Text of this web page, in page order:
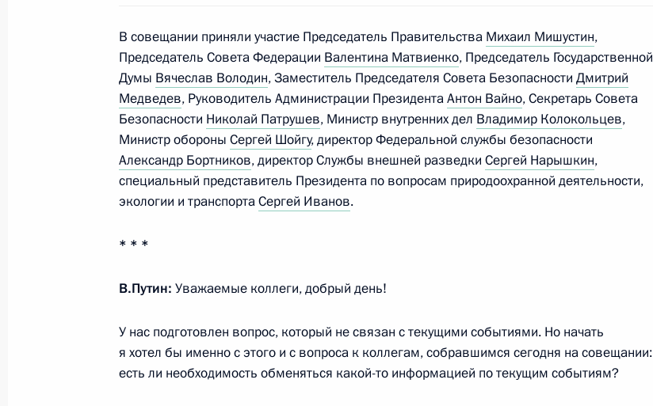
3 марта 2022 года, четверг
Совещание с постоянными членами Совета Безопасности
3 марта 2022 года, 19:50 Московская область, Ново-Огарёво
3
1 марта 2022 года, вторник
Встреча с губернатором Санкт-Петербурга Александром
1 марта 2022 года, 13:50 Москва, Кремль
28 февраля 2022 года, понедельник
В совещании приняли участие Председатель Правительства Михаил Мишустин,
Председатель Совета Федерации Валентина Матвиенко, Председатель Государственной
Думы Вячеслав Володин, Заместитель Председателя Совета Безопасности Дмитрий
Медведев, Руководитель Администрации ПрезидентаАнтон Вайно, Секретарь Совета
Безопасности Николай Патрушев, Министр внутренних дел Владимир Колокольцев,
Министр обороны Сергей Шойгу, директор Федеральной службы безопасности
Александр Бортников, директор Службы внешней разведки Сергей Нарышкин,
специальный представитель Президента по вопросам природоохранной деятельности,
экологии и транспортаСергей Иванов.
* * *
В.Путин: Уважаемые коллеги, добрый день!
У нас подготовлен вопрос, который не связан с текущими событиями. Но начать
я хотел бы именно с этого и с вопроса к коллегам, собравшимся сегодня на совещании:
есть ли необходимость обменяться какой-то информацией по текущим событиям?